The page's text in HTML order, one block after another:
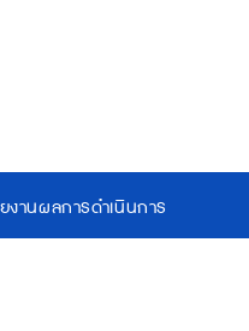
งานผลการดำเนินการ